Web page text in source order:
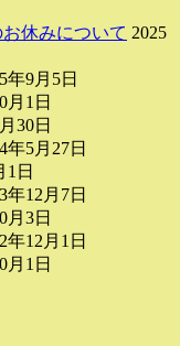
休みについて 2025
年9月5日
月1日
30日
年5月27日
1日
年12月7日
月3日
年12月1日
月1日